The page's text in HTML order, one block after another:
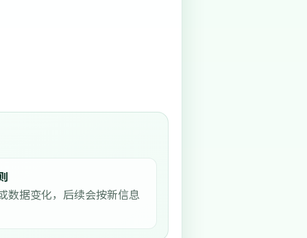
数据变化，后续会按新信息